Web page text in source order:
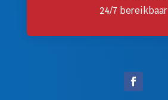
24/7 bereikbaar